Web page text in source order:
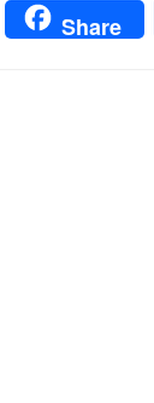
Share